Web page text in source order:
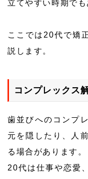
立てやすい時期でも
ここでは20代で矯
説します。
コンプレックス
歯並びへのコンプ
元を隠したり、人
る場合があります。
20代は仕事や恋愛